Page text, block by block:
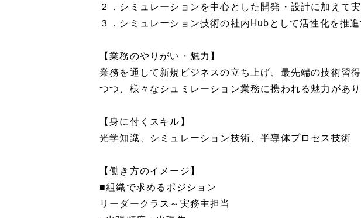
２．シミュレーションを中心とした開発・設計に加えて
３．シミュレーション技術の社内Hubとして活性化を推進
【業務のやりがい・魅力】
業務を通して新規ビジネスの立ち上げ、最先端の技術習
つつ、様々なシュミレーション業務に携われる魅力があり
【身に付くスキル】
光学知識、シミュレーション技術、半導体プロセス技術
【働き方のイメージ】
■組織で求めるポジション
リーダークラス～実務主担当